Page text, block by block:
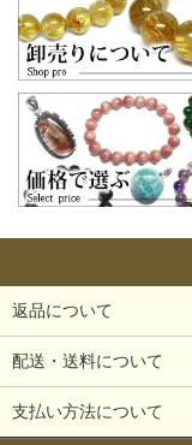
返品について
配送・送料について
支払い方法について